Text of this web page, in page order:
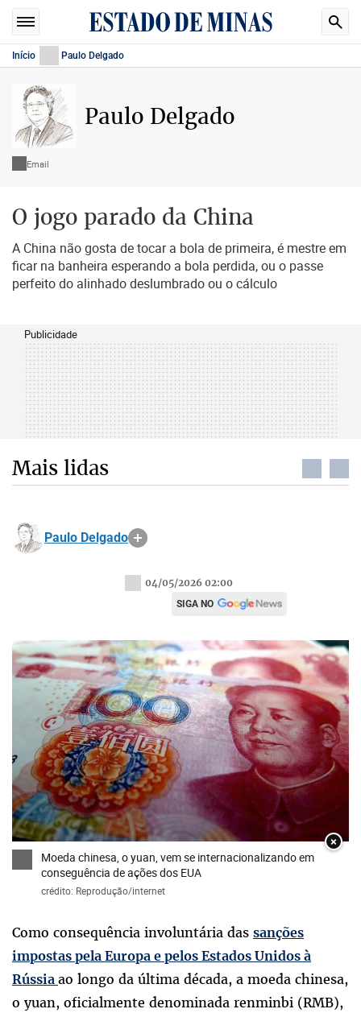
Início Paulo Delgado
Paulo Delgado
Email
O jogo parado da China
A China não gosta de tocar a bola de primeira, é mestre em
ficar na banheira esperando a bola perdida, ou o passe
perfeito do alinhado deslumbrado ou o cálculo
Publicidade
Mais lidas
Paulo Delgado
04/05/2026 02:00
SIGA NO
×
Moeda chinesa, o yuan, vem se internacionalizando em
conseguência de ações dos EUA
crédito: Reprodução/internet
Como consequência involuntária das sanções
impostas pela Europa e pelos Estados Unidos à
Rússia ao longo da última década, a moeda chinesa,
o yuan, oficialmente denominada renminbi (RMB),